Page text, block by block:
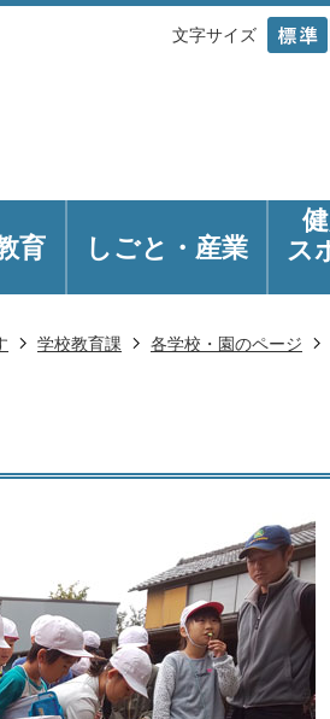
文字サイズ
育 しごと・産業
ス
学校教育課 各学校・園のページ